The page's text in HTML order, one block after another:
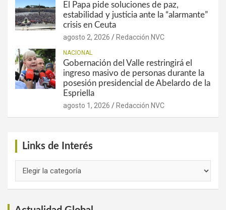
El Papa pide soluciones de paz,
estabilidad y justicia ante la “alarmante”
crisis en Ceuta
agosto 2, 2026 Redacción NVC
NACIONAL
Gobernación del Valle restringirá el
ingreso masivo de personas durante la
posesión presidencial de Abelardo de la
Espriella
agosto 1, 2026 Redacción NVC
Links de Interés